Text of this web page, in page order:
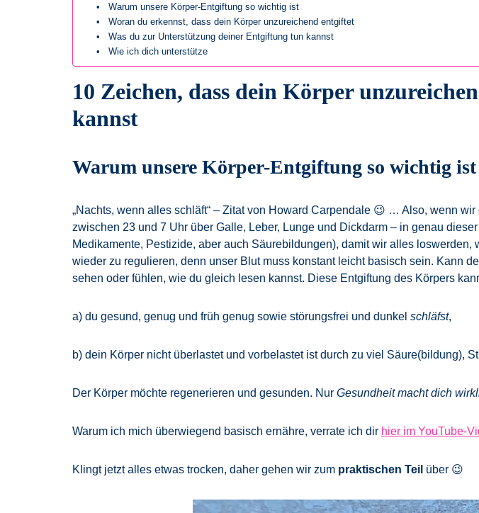
Warum unsere Körper-Entgiftung so wichtig ist
Woran du erkennst, dass dein Körper unzureichend entgiftet
Was du zur Unterstützung deiner Entgiftung tun kannst
Wie ich dich unterstütze
10 Zeichen, dass dein Körper
kannst
Warum unsere Körper-Entgiftung so wichtig ist
„Nachts, wenn alles schläft“ – Zitat von Howard Carpendale 😉 … Also, wenn
zwischen 23 und 7 Uhr über Galle, Leber, Lunge und Dickdarm – in genau
Medikamente, Pestizide, aber auch Säurebildungen), damit wir alles
wieder zu regulieren, denn unser Blut muss konstant leicht basisch sein. Kann
sehen oder fühlen, wie du gleich lesen kannst. Diese Entgiftung des Körpers
a) du gesund, genug und früh genug sowie störungsfrei und dunkel schläfst,
b) dein Körper nicht überlastet und vorbelastet ist durch zu viel Säure(bildung),
Der Körper möchte regenerieren und gesunden. Nur Gesundheit macht dich
Warum ich mich überwiegend basisch ernähre, verrate ich dir hier im YouTube-
Klingt jetzt alles etwas trocken, daher gehen wir zum praktischen Teil über 😉